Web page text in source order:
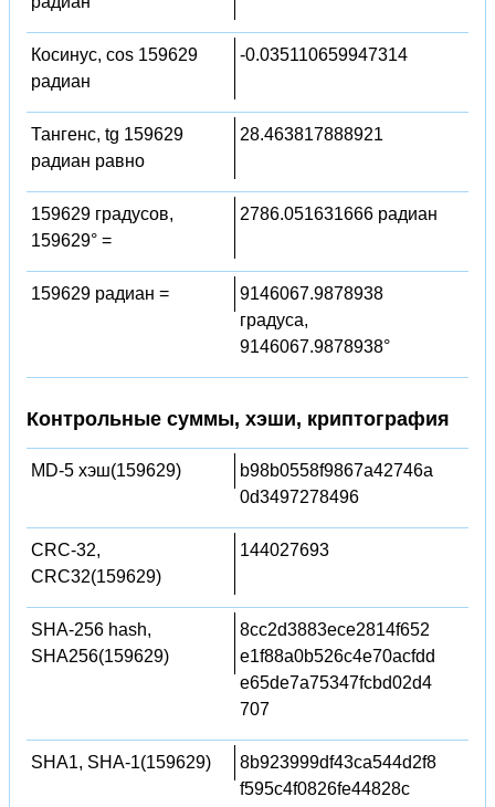
Косинус, cos 159629
радиан
-0.035110659947314
Тангенс, tg 159629
радиан равно
28.463817888921
159629 градусов,
159629° =
2786.051631666 радиан
159629 радиан =
9146067.9878938
градуса,
9146067.9878938°
Контрольные суммы, хэши, криптография
MD-5 хэш(159629)
b98b0558f9867a42746a
0d3497278496
CRC-32,
CRC32(159629)
144027693
SHA-256 hash,
SHA256(159629)
8cc2d3883ece2814f652
e1f88a0b526c4e70acfdd
e65de7a75347fcbd02d4
707
SHA1, SHA-1(159629)
8b923999df43ca544d2f8
f595c4f0826fe44828c